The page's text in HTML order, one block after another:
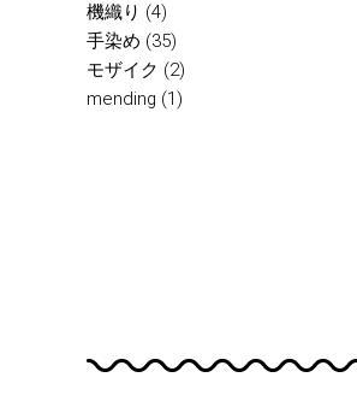
機織り (4)
手染め (35)
モザイク (2)
mending (1)